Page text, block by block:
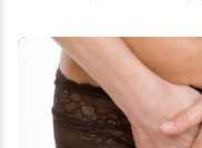
moških. Gre za eno
se običajno srečamo
simptomih in preventivi,